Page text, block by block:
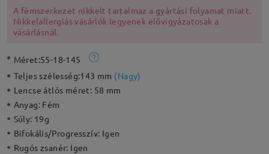
A fémszerkezet nikkelt tartalmaz a gyártási folyamat miatt.
Nikkelallergiás vásárlók legyenek elővigyázatosak a
vásárlásnál.
Méret:55-18-145
Teljes szélesség:143 mm (Nagy)
Lencse átlós méret: 58 mm
Anyag: Fém
Súly: 19g
Bifokális/Progresszív: Igen
Rugós zsanér: Igen